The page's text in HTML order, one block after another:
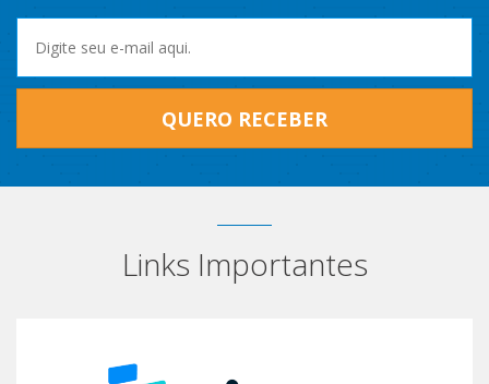
QUERO RECEBER
Links Importantes